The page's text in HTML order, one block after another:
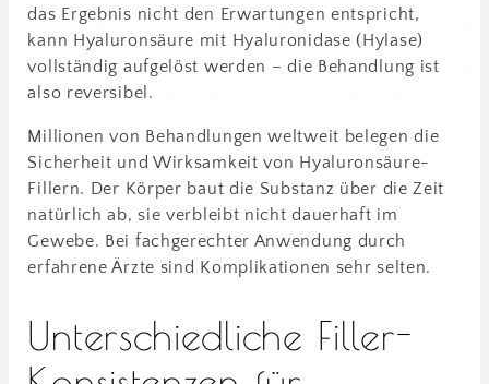
das Ergebnis nicht den Erwartungen entspricht,
kann Hyaluronsäure mit Hyaluronidase (Hylase)
vollständig aufgelöst werden – die Behandlung ist
also reversibel.
Millionen von Behandlungen weltweit belegen die
Sicherheit und Wirksamkeit von Hyaluronsäure-
Fillern. Der Körper baut die Substanz über die Zeit
natürlich ab, sie verbleibt nicht dauerhaft im
Gewebe. Bei fachgerechter Anwendung durch
erfahrene Ärzte sind Komplikationen sehr selten.
Unterschiedliche Filler-